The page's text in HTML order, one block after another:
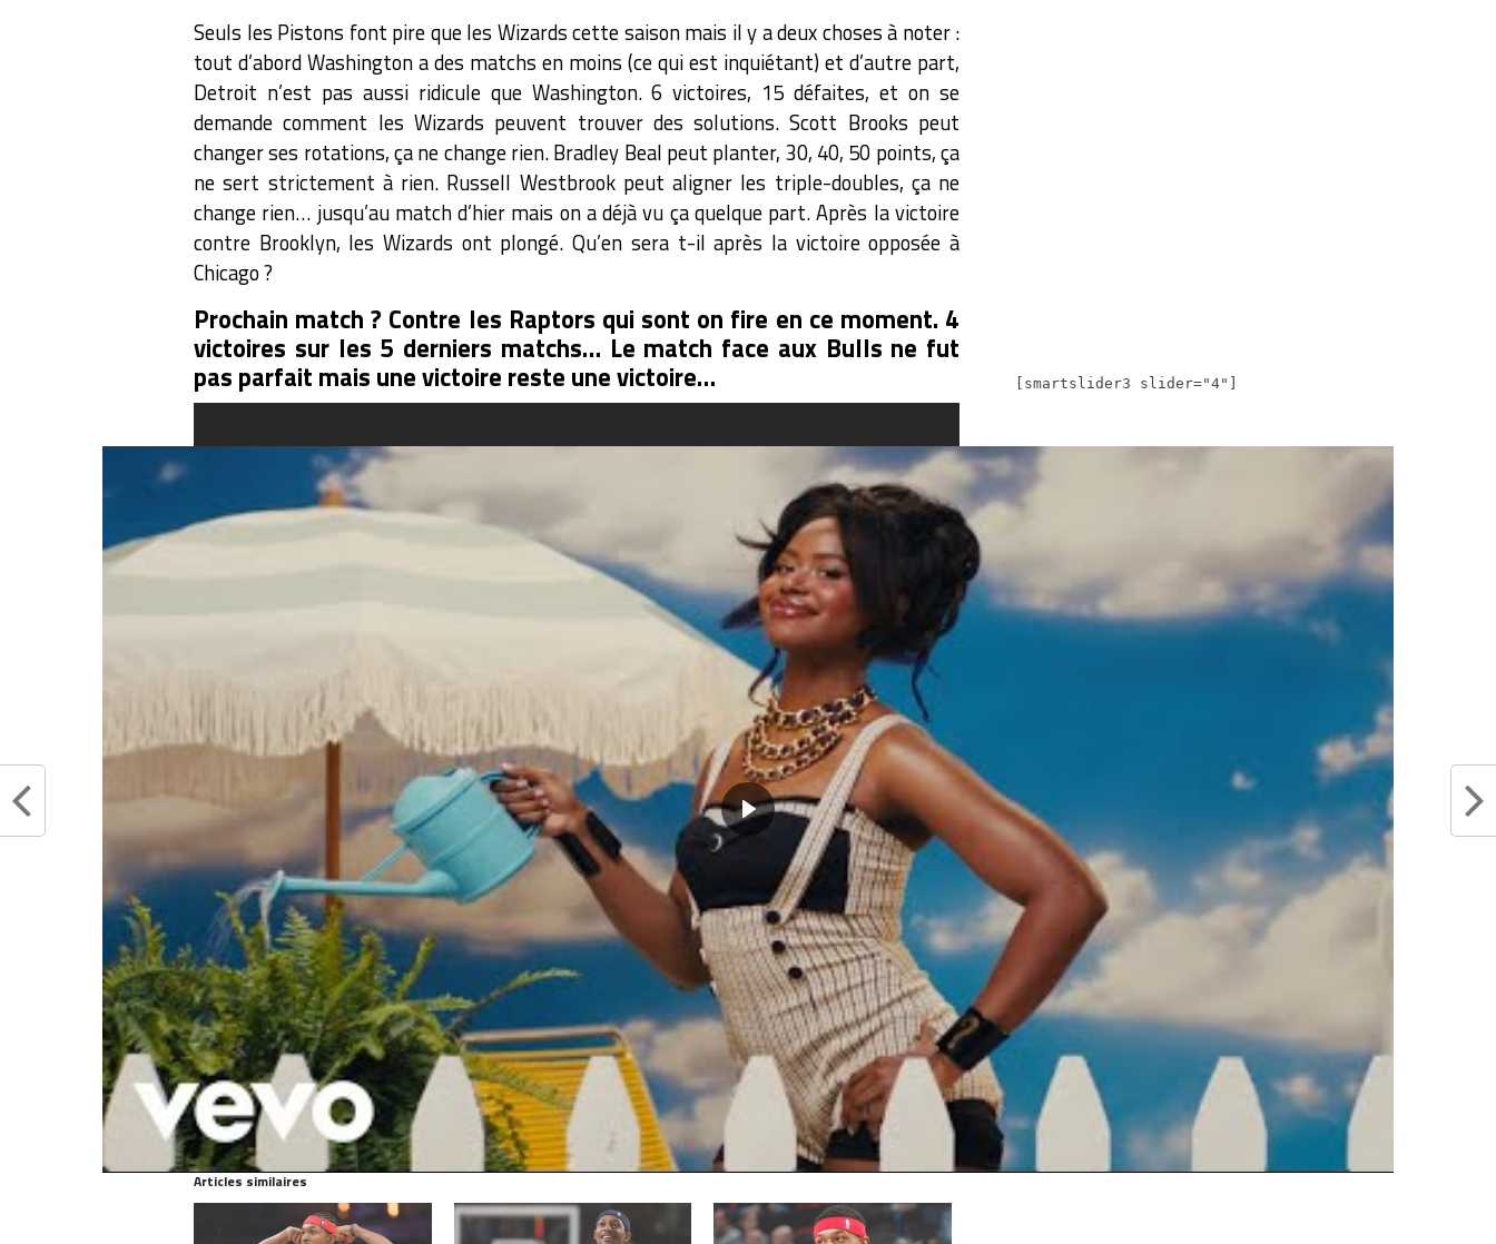
Seuls les Pistons font pire que les Wizards cette saison mais il y a deux choses à noter :
tout d’abord Washington a des matchs en moins (ce qui est inquiétant) et d’autre part,
Detroit n’est pas aussi ridicule que Washington.6 victoires, 15 défaites, et on se
demande comment les Wizards peuvent trouver des solutions. Scott Brooks peut
changer ses rotations, ça ne change rien. Bradley Beal peut planter, 30, 40, 50 points, ça
ne sert strictement à rien. Russell Westbrook peut aligner les triple-doubles, ça ne
change rien… jusqu’au match d’hier mais on a déjà vu ça quelque part. Après la victoire
contre Brooklyn, les Wizards ont plongé. Qu’en sera t-il après la victoire opposée à
Chicago ?
Prochain match ? Contre les Raptors qui sont on fire en ce moment. 4
victoires sur les 5 derniers matchs… Le match face aux Bulls ne fut
pas parfait mais une victoire reste une victoire…
Le pétage de plomb de Draymond Green :
tentative de shoot de l’égalisation du logo… mais
pourquoi ?!
Partager :
Articles similaires
[smartslider3 slider="4"]